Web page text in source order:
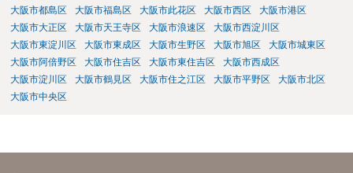
大阪市都島区
大阪市福島区 大阪市此花区 大阪市西区
大阪市港区
大阪市大正区
大阪市天王寺区 大阪市浪速区
大阪市西淀川区
大阪市東淀川区
大阪市東成区 大阪市生野区 大阪市旭区
大阪市城東区
大阪市阿倍野区
大阪市住吉区 大阪市東住吉区
大阪市西成区
大阪市淀川区
大阪市鶴見区 大阪市住之江区 大阪市平野区
大阪市北区
大阪市中央区